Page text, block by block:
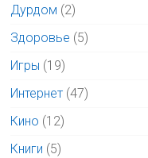
Дурдом (2)
Здоровье (5)
Игры (19)
Интернет (47)
Кино (12)
Книги (5)